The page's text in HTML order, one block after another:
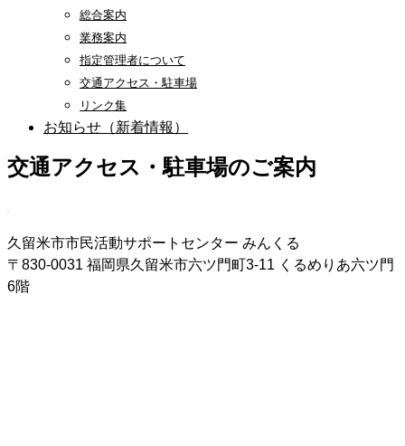
総合案内
業務案内
指定管理者について
交通アクセス・駐車場
リンク集
お知らせ（新着情報）
交通アクセス・駐車場のご案内
久留米市市民活動サポートセンター みんくる
〒830-0031 福岡県久留米市六ツ門町3-11 くるめりあ六ツ門
6階